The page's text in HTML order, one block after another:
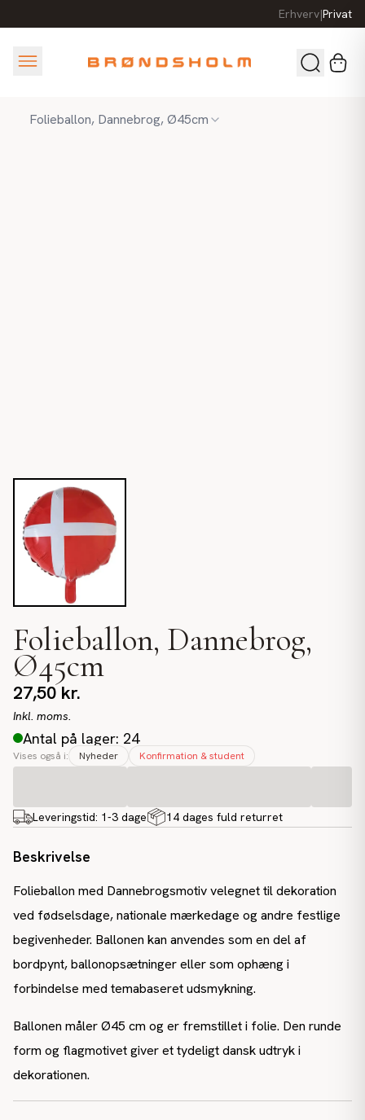
Erhverv|Privat
Folieballon, Dannebrog, Ø45cm
Folieballon, Dannebrog,
Ø45cm
27,50kr.
Inkl. moms.
Antal på lager: 24
Vises også i: Nyheder Konfirmation & student
Leveringstid: 1-3 dage 14 dages fuld returret
Beskrivelse
Folieballon med Dannebrogsmotiv velegnet til dekoration
ved fødselsdage, nationale mærkedage og andre festlige
begivenheder. Ballonen kan anvendes som en del af
bordpynt, ballonopsætninger eller som ophæng i
forbindelse med temabaseret udsmykning.
Ballonen måler Ø45 cm og er fremstillet i folie. Den runde
form og flagmotivet giver et tydeligt dansk udtryk i
dekorationen.